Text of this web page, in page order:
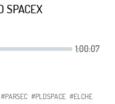
SPACEX
#PARSEC #PLDSPACE #ELCHE